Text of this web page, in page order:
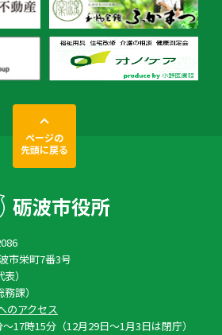
ページの
先頭に戻る
市栄町7番3号
）
課）
のアクセス
17時15分（12月29日〜1月3日は閉庁）